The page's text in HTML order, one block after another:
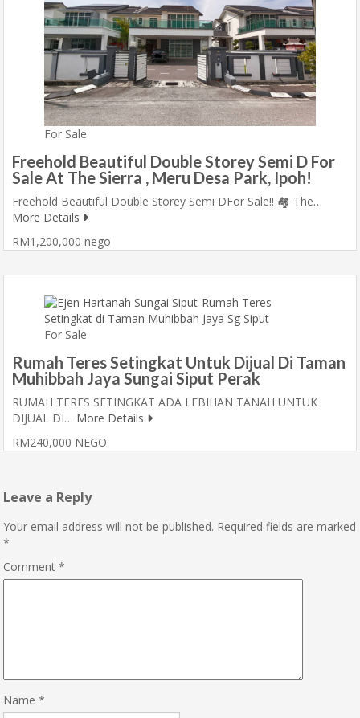
For Sale
Freehold Beautiful Double Storey Semi D For
Sale At The Sierra , Meru Desa Park, Ipoh!
Freehold Beautiful Double Storey Semi DFor Sale!! 🏘️ The…
More Details
RM1,200,000 nego
For Sale
Rumah Teres Setingkat Untuk Dijual Di Taman
Muhibbah Jaya Sungai Siput Perak
RUMAH TERES SETINGKAT ADA LEBIHAN TANAH UNTUK
DIJUAL DI… More Details
RM240,000 NEGO
Leave a Reply
Your email address will not be published. Required fields are marked
*
Comment *
Name *